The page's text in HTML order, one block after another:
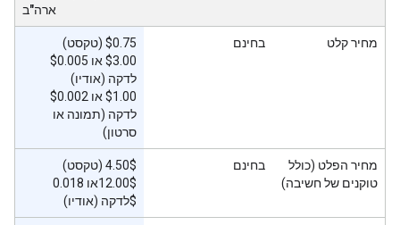
ארה"ב
מחיר קלט בחינם
‫$0.75 (טקסט)
‫$3.00 או $0.005
לדקה (אודיו)
‫$1.00 או $0.002
לדקה (תמונה או
סרטון)
מחיר הפלט (כולל
טוקנים של חשיבה)
בחינם
‫4.50$ (טקסט)
‫12.00$או 0.018
$לדקה (אודיו)